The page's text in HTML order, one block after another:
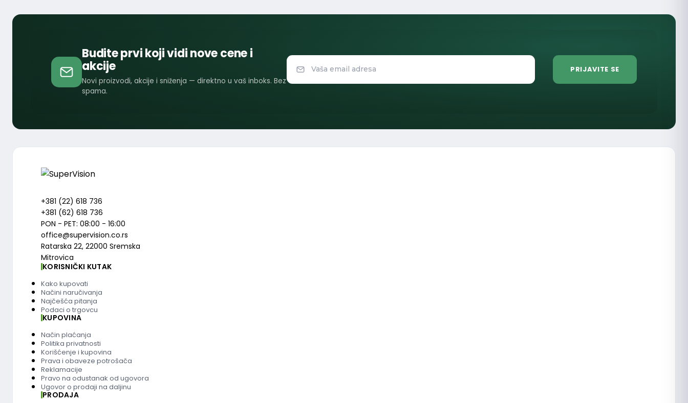
Budite prvi koji vidi nove cene i
akcije
Novi proizvodi, akcije i sniženja — direktno u vaš inboks. Bez
spama.
+381 (22) 618 736
+381 (62) 618 736
PON - PET: 08:00 - 16:00
office@supervision.co.rs
Ratarska 22, 22000 Sremska
Mitrovica
KORISNIČKI KUTAK
Kako kupovati
Načini naručivanja
Najčešća pitanja
Podaci o trgovcu
KUPOVINA
Način plaćanja
Politika privatnosti
Korišćenje i kupovina
Prava i obaveze potrošača
Reklamacije
Pravo na odustanak od ugovora
Ugovor o prodaji na daljinu
PRODAJA